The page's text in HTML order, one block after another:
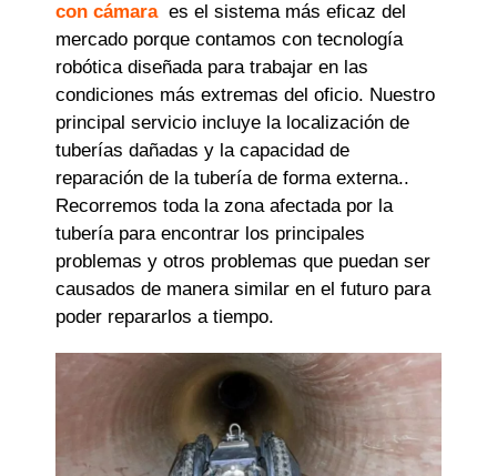
con cámaraes el sistema más eficaz del
mercado porque contamos con tecnología
robótica diseñada para trabajar en las
condiciones más extremas del oficio. Nuestro
principal servicio incluye la localización de
tuberías dañadas y la capacidad de
reparación de la tubería de forma externa..
Recorremos toda la zona afectada por la
tubería para encontrar los principales
problemas y otros problemas que puedan ser
causados ​​de manera similar en el futuro para
poder repararlos a tiempo.